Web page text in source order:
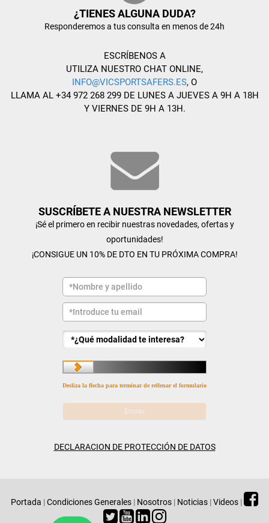
¿TIENES ALGUNA DUDA?
Responderemos a tus consulta en menos de 24h
ESCRÍBENOS A
UTILIZA NUESTRO CHAT ONLINE,
INFO@VICSPORTSAFERS.ES, O
LLAMA AL +34 972 268 299 DE LUNES A JUEVES A 9H A 18H
Y VIERNES DE 9H A 13H.
SUSCRÍBETE A NUESTRA NEWSLETTER
¡Sé el primero en recibir nuestras novedades, ofertas y
oportunidades!
¡CONSIGUE UN 10% DE DTO EN TU PRÓXIMA COMPRA!
Desliza la flecha para terminar de rellenar el formulario
DECLARACION DE PROTECCIÓN DE DATOS
Portada |Condiciones Generales | Nosotros | Noticias |Videos |